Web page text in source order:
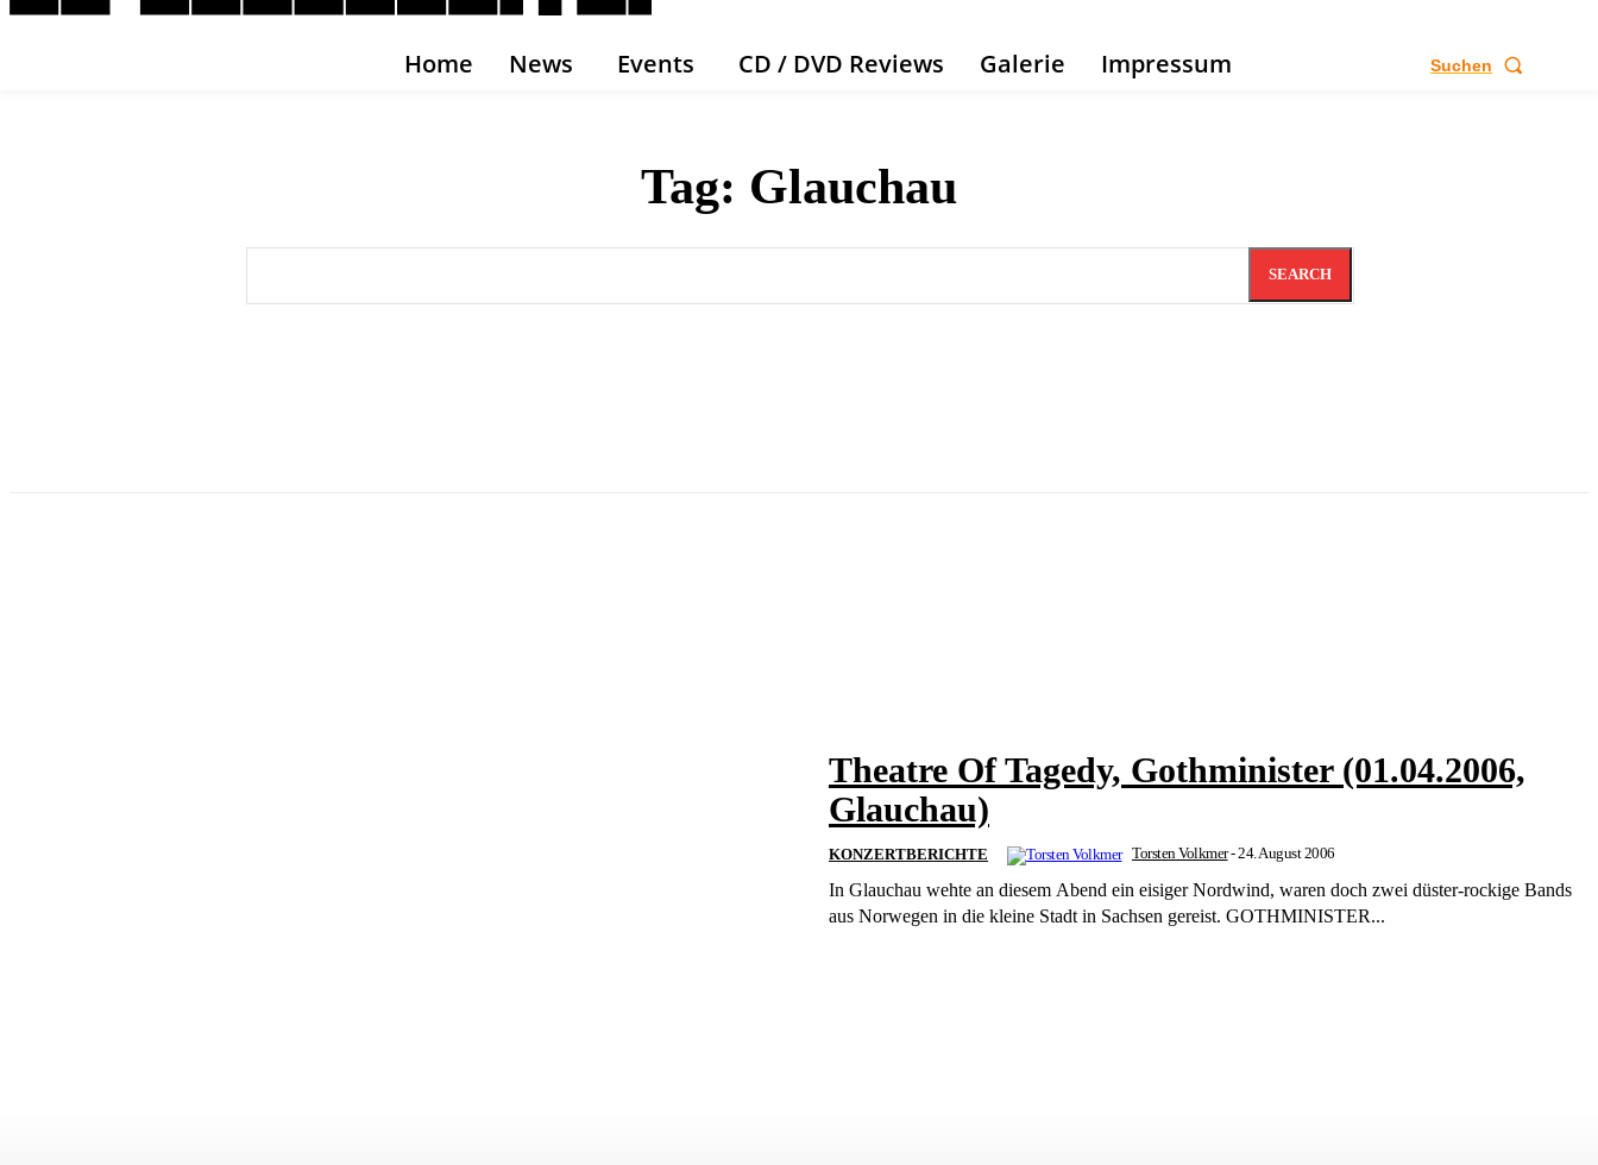
Home News Events CD / DVD Reviews Galerie Impressum Suchen
Tag: Glauchau
SEARCH
Theatre Of Tagedy, Gothminister (01.04.2006,
Glauchau)
KONZERTBERICHTE Torsten Volkmer-24. August 2006
In Glauchau wehte an diesem Abend ein eisiger Nordwind, waren doch zwei düster-rockige Bands
aus Norwegen in die kleine Stadt in Sachsen gereist. GOTHMINISTER...